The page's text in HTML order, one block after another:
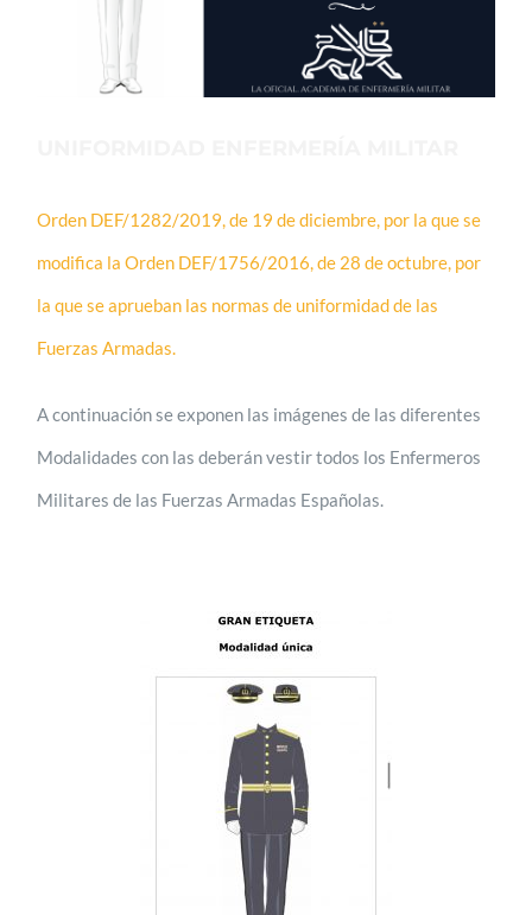
Orden DEF/1282/2019, de 19 de diciembre, por la que se
modifica la Orden DEF/1756/2016, de 28 de octubre, por
la que se aprueban las normas de uniformidad de las
Fuerzas Armadas.
A continuación se exponen las imágenes de las diferentes
Modalidades con las deberán vestir todos los Enfermeros
Militares de las Fuerzas Armadas Españolas.